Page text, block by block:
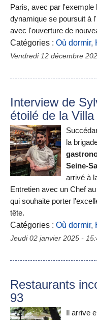
Paris, avec par l'exemple
dynamique se poursuit à
avec l'ouverture de
Catégories : Où dormir,
Vendredi 12 décembre
Interview de
étoilé de la
la
Seine-
arrivé à
Entretien avec un Chef
qui souhaite porter
tête.
Catégories : Où dormir,
Jeudi 02 janvier 2025 -
Restaurants
93
Il arrive